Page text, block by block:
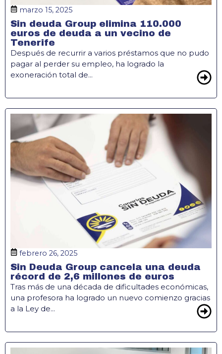
marzo 15, 2025
Sin deuda Group elimina 110.000
euros de deuda a un vecino de
Tenerife
Después de recurrir a varios préstamos que no pudo
pagar al perder su empleo, ha logrado la
exoneración total de...
febrero 26, 2025
Sin Deuda Group cancela una deuda
récord de 2,6 millones de euros
Tras más de una década de dificultades económicas,
una profesora ha logrado un nuevo comienzo gracias
a la Ley de...